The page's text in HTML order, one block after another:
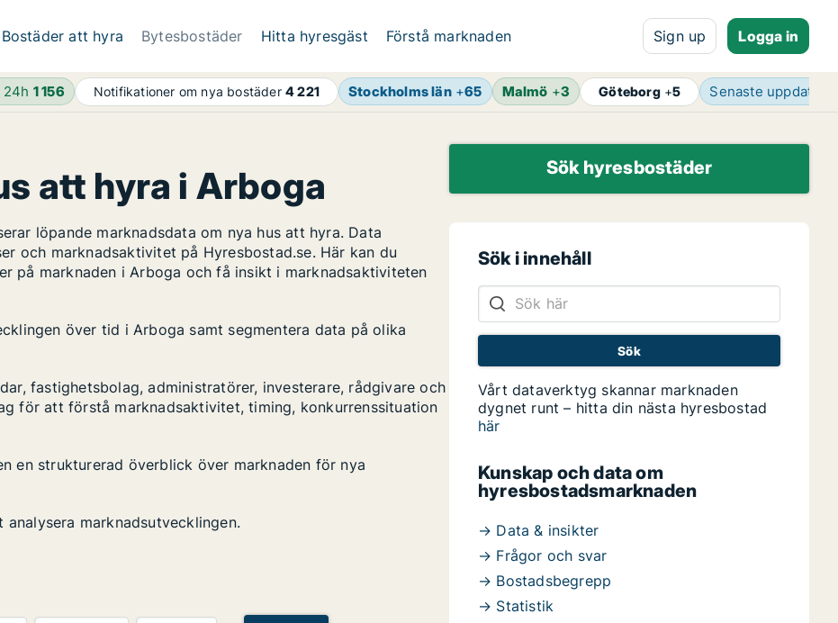
Bostäder att hyra Bytesbostäder Hitta hyresgäst Förstå marknaden Sign up Logga in
24h 1 156 Notifikationer om nya bostäder4 221 Stockholms län+65 Malmö +3 Göteborg+5 Senaste
att hyra i Arboga
löpande marknadsdata om nya hus att hyra. Data
och marknadsaktivitet på Hyresbostad.se. Här kan du
på marknaden i Arboga och få insikt i marknadsaktiviteten
över tid i Arboga samt segmentera data på olika
fastighetsbolag, administratörer, investerare, rådgivare och
för att förstå marknadsaktivitet, timing, konkurrenssituation
en strukturerad överblick över marknaden för nya
marknadsutvecklingen.
Sök hyresbostäder
Sök i innehåll
Vårt dataverktyg skannar marknaden
dygnet runt – hitta din nästa hyresbostad
här
Kunskap och data om
hyresbostadsmarknaden
→ Data & insikter
→ Frågor och svar
→ Bostadsbegrepp
→ Statistik